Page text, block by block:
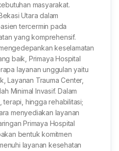
masyarakat.
Utara dalam
tercermin pada
yang komprehensif.
keselamatan
baik, Primaya Hospital
layanan unggulan yaitu
Layanan Trauma Center,
Minimal Invasif. Dalam
hingga rehabilitasi;
menyediakan layanan
Primaya Hospital
bentuk komitmen
layanan kesehatan